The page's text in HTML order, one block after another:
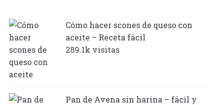
Cómo hacer scones de queso con
aceite – Receta fácil
289.1k visitas
Pan de Avena sin harina – fácil y